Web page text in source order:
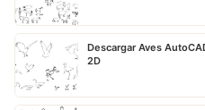
Descargar Aves
2D